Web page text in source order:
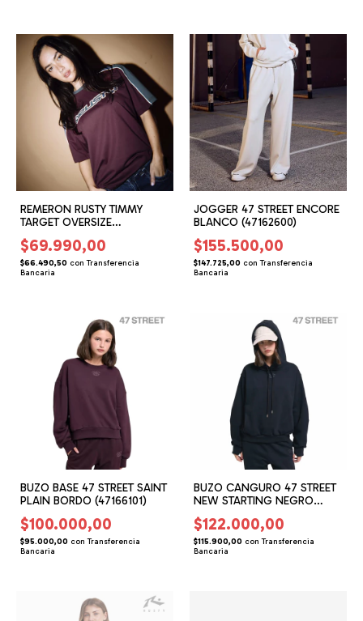
REMERON RUSTY TIMMY
TARGET OVERSIZE
(RG165803)
$69.990,00
$66.490,50 con Transferencia
Bancaria
JOGGER 47 STREET ENCORE
BLANCO (47162600)
$155.500,00
$147.725,00 con Transferencia
Bancaria
BUZO BASE 47 STREET SAINT
PLAIN BORDO (47166101)
$100.000,00
$95.000,00 con Transferencia
Bancaria
BUZO CANGURO 47 STREET
NEW STARTING NEGRO
(47166201)
$122.000,00
$115.900,00 con Transferencia
Bancaria